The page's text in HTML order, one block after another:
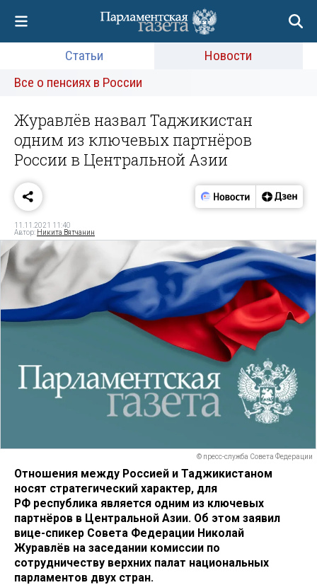
Статьи
Новости
Все о пенсиях в России
Журавлёв назвал Таджикистан
одним из ключевых партнёров
России в Центральной Азии
11.11.2021 11:40
Автор: Никита Вятчанин
© пресс-служба Совета Федерации
Отношения между Россией и Таджикистаном
носят стратегический характер, для
РФ республика является одним из ключевых
партнёров в Центральной Азии. Об этом заявил
вице-спикер Совета Федерации Николай
Журавлёв на заседании комиссии по
сотрудничеству верхних палат национальных
парламентов двух стран.